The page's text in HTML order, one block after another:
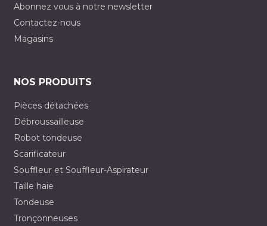
Abonnez vous à notre newsletter
Contactez-nous
Magasins
NOS PRODUITS
Pièces détachées
Débroussailleuse
Robot tondeuse
Scarificateur
Souffleur et Souffleur-Aspirateur
Taille haie
Tondeuse
Tronçonneuses